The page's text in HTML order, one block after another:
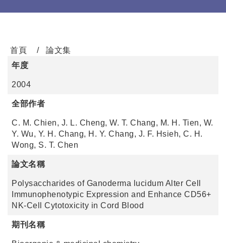
首頁
論文集
年度
2004
全部作者
C. M. Chien, J. L. Cheng, W. T. Chang, M. H. Tien, W.
Y. Wu, Y. H. Chang, H. Y. Chang, J. F. Hsieh, C. H.
Wong, S. T. Chen
論文名稱
Polysaccharides of Ganoderma lucidum Alter Cell
Immunophenotypic Expression and Enhance CD56+
NK-Cell Cytotoxicity in Cord Blood
期刊名稱